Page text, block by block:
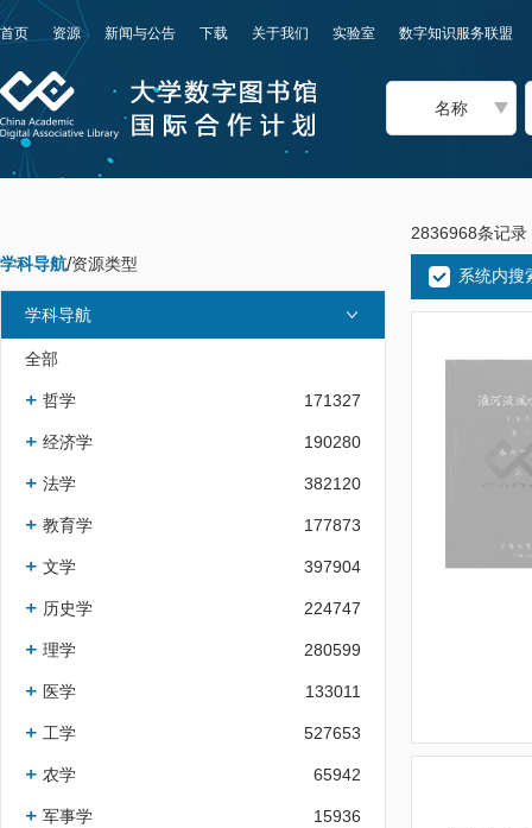
首页 资源 新闻与公告 下载 关于我们 实验室 数字知识服务联盟
名称
学科导航/资源类型
学科导航
全部
哲学 171327
经济学 190280
法学 382120
教育学 177873
文学 397904
历史学 224747
理学 280599
医学 133011
工学 527653
农学 65942
军事学 15936
2836968条记录
系统内搜